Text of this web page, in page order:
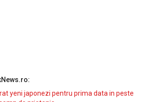
yeni japonezi pentru prima data in peste